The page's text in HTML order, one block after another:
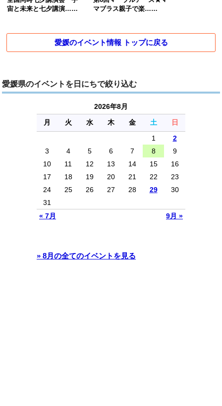
宙と未来と七夕講演……
マブラス親子で楽……
愛媛のイベント情報 トップに戻る
愛媛県のイベントを日にちで絞り込む
2026年8月
月
火 水 木 金 土 日
« 7月 9月 »
1
2
3
4 5 6 7 8
9
10
11 12 13 14 15
16
17
18 19 20 21 22
23
24
25 26 27 28 29
30
31
» 8月の全てのイベントを見る